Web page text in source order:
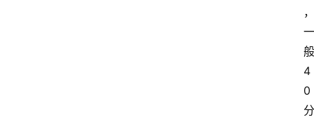
，
一
般
4
0
分